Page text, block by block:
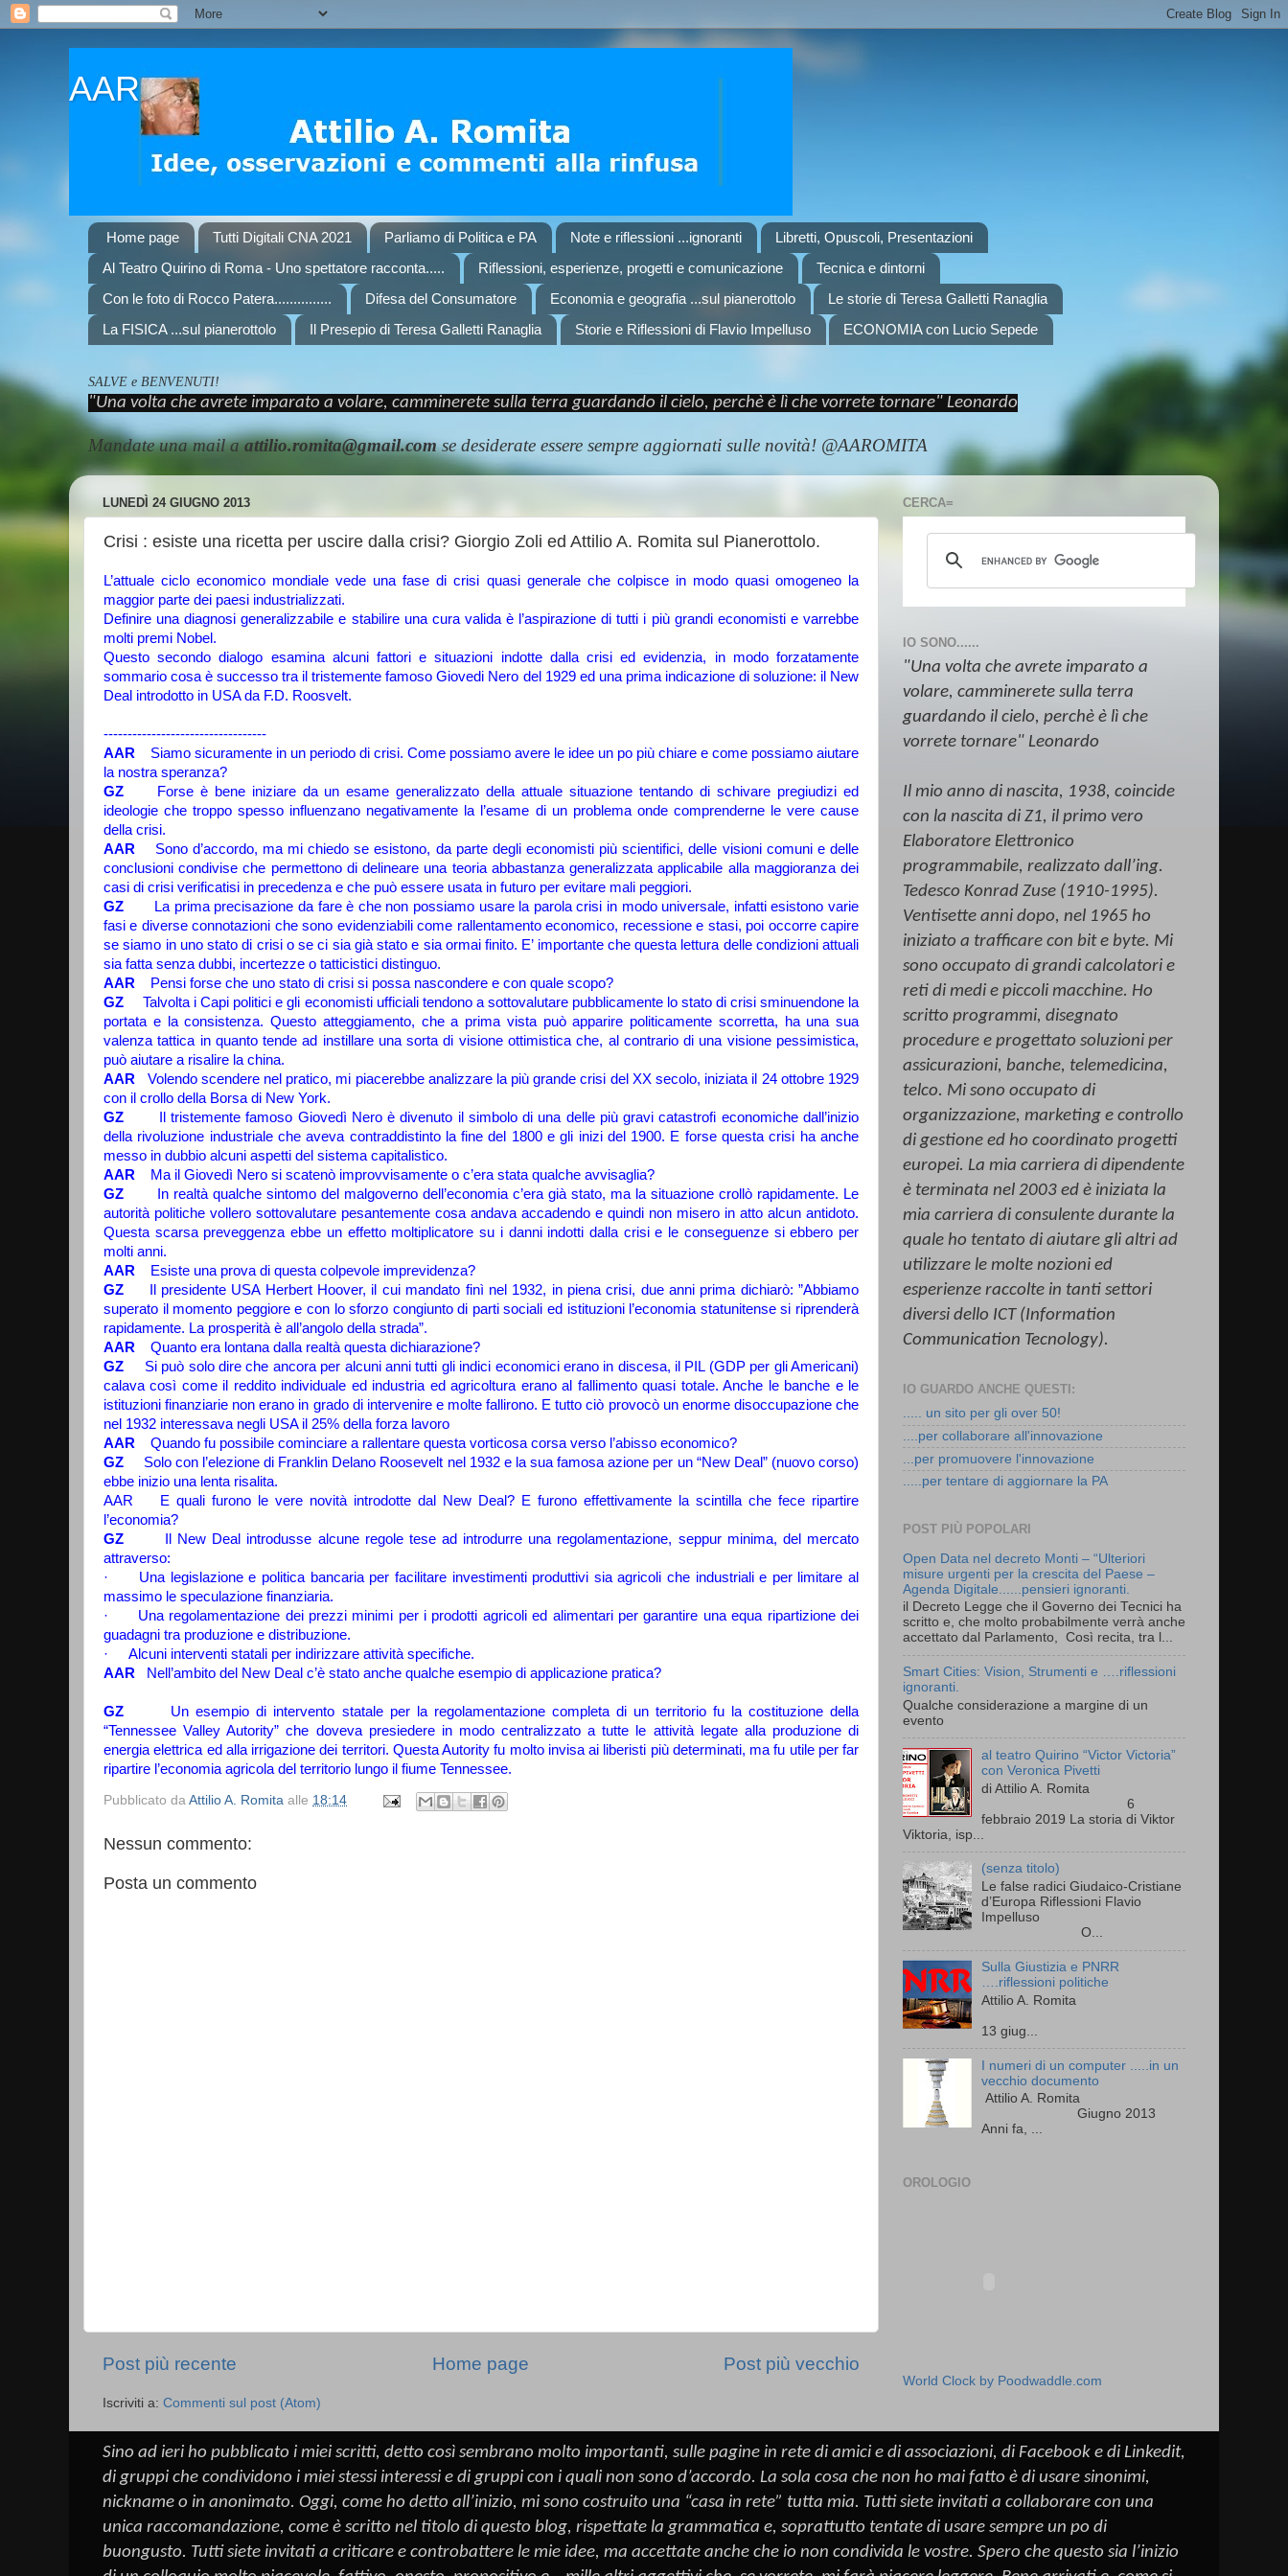
AAR
Home page Tutti Digitali CNA 2021 Parliamo di Politica e PA Note e riflessioni ...ignoranti
Libretti, Opuscoli, Presentazioni
Al Teatro Quirino di Roma - Uno spettatore racconta.....
Riflessioni, esperienze, progetti e comunicazione
Tecnica e dintorni
Con le foto di Rocco Patera...............
Difesa del Consumatore Economia e geografia ...sul pianerottolo
Le storie di Teresa Galletti Ranaglia
La FISICA ...sul pianerottolo
Il Presepio di Teresa Galletti Ranaglia Storie e Riflessioni di Flavio Impelluso ECONOMIA con Lucio Sepede
SALVE e BENVENUTI!
"Una volta che avrete imparato a volare, camminerete sulla terra guardando il cielo, perchè è lì che vorrete tornare" Leonardo
Mandate una mail aattilio.romita@gmail.comse desiderate essere sempre aggiornati sulle novità! @AAROMITA
LUNEDÌ 24 GIUGNO 2013
Crisi : esiste una ricetta per uscire dalla crisi? Giorgio Zoli ed Attilio A. Romita sul Pianerottolo.
L’attuale ciclo economico mondiale vede una fase di crisi quasi generale che colpisce in modo quasi omogeneo la
maggior parte dei paesi industrializzati.
Definire una diagnosi generalizzabile e stabilire una cura valida è l’aspirazione di tutti i più grandi economisti e varrebbe
molti premi Nobel.
Questo secondo dialogo esamina alcuni fattori e situazioni indotte dalla crisi ed evidenzia, in modo forzatamente
sommario cosa è successo tra il tristemente famoso Giovedi Nero del 1929 ed una prima indicazione di soluzione: il New
Deal introdotto in USA da F.D. Roosvelt.
----------------------------------
AAR Siamo sicuramente in un periodo di crisi. Come possiamo avere le idee un po più chiare e come possiamo aiutare
la nostra speranza?
GZ Forse è bene iniziare da un esame generalizzato della attuale situazione tentando di schivare pregiudizi ed
ideologie che troppo spesso influenzano negativamente la l’esame di un problema onde comprenderne le vere cause
della crisi.
AAR Sono d’accordo, ma mi chiedo se esistono, da parte degli economisti più scientifici, delle visioni comuni e delle
conclusioni condivise che permettono di delineare una teoria abbastanza generalizzata applicabile alla maggioranza dei
casi di crisi verificatisi in precedenza e che può essere usata in futuro per evitare mali peggiori.
GZ
La prima precisazione da fare è che non possiamo usare la parola crisi in modo universale, infatti esistono varie
fasi e diverse connotazioni che sono evidenziabili come rallentamento economico, recessione e stasi, poi occorre capire
se siamo in uno stato di crisi o se ci sia già stato e sia ormai finito. E’ importante che questa lettura delle condizioni attuali
sia fatta senza dubbi, incertezze o tatticistici distinguo.
AAR
Pensi forse che uno stato di crisi si possa nascondere e con quale scopo?
GZ Talvolta i Capi politici e gli economisti ufficiali tendono a sottovalutare pubblicamente lo stato di crisi sminuendone la
portata e la consistenza. Questo atteggiamento, che a prima vista può apparire politicamente scorretta, ha una sua
valenza tattica in quanto tende ad instillare una sorta di visione ottimistica che, al contrario di una visione pessimistica,
può aiutare a risalire la china.
AAR Volendo scendere nel pratico, mi piacerebbe analizzare la più grande crisi del XX secolo, iniziata il 24 ottobre 1929
con il crollo della Borsa di New York.
GZ
Il tristemente famoso Giovedì Nero è divenuto il simbolo di una delle più gravi catastrofi economiche dall’inizio
della rivoluzione industriale che aveva contraddistinto la fine del 1800 e gli inizi del 1900. E forse questa crisi ha anche
messo in dubbio alcuni aspetti del sistema capitalistico.
AAR
Ma il Giovedì Nero si scatenò improvvisamente o c’era stata qualche avvisaglia?
GZ
In realtà qualche sintomo del malgoverno dell’economia c’era già stato, ma la situazione crollò rapidamente. Le
autorità politiche vollero sottovalutare pesantemente cosa andava accadendo e quindi non misero in atto alcun antidoto.
Questa scarsa preveggenza ebbe un effetto moltiplicatore su i danni indotti dalla crisi e le conseguenze si ebbero per
molti anni.
AAR
Esiste una prova di questa colpevole imprevidenza?
GZ Il presidente USA Herbert Hoover, il cui mandato finì nel 1932, in piena crisi, due anni prima dichiarò: ”Abbiamo
superato il momento peggiore e con lo sforzo congiunto di parti sociali ed istituzioni l’economia statunitense si riprenderà
rapidamente. La prosperità è all’angolo della strada”.
AAR Quanto era lontana dalla realtà questa dichiarazione?
GZ Si può solo dire che ancora per alcuni anni tutti gli indici economici erano in discesa, il PIL (GDP per gli Americani)
calava così come il reddito individuale ed industria ed agricoltura erano al fallimento quasi totale. Anche le banche e le
istituzioni finanziarie non erano in grado di intervenire e molte fallirono. E tutto ciò provocò un enorme disoccupazione che
nel 1932 interessava negli USA il 25% della forza lavoro
AAR Quando fu possibile cominciare a rallentare questa vorticosa corsa verso l’abisso economico?
GZ Solo con l’elezione di Franklin Delano Roosevelt nel 1932 e la sua famosa azione per un “New Deal” (nuovo corso)
ebbe inizio una lenta risalita.
AAR E quali furono le vere novità introdotte dal New Deal? E furono effettivamente la scintilla che fece ripartire
l’economia?
GZ
Il New Deal introdusse alcune regole tese ad introdurre una regolamentazione, seppur minima, del mercato
attraverso:
·
Una legislazione e politica bancaria per facilitare investimenti produttivi sia agricoli che industriali e per limitare al
massimo le speculazione finanziaria.
·
Una regolamentazione dei prezzi minimi per i prodotti agricoli ed alimentari per garantire una equa ripartizione dei
guadagni tra produzione e distribuzione.
·
Alcuni interventi statali per indirizzare attività specifiche.
AAR Nell’ambito del New Deal c’è stato anche qualche esempio di applicazione pratica?
GZ Un esempio di intervento statale per la regolamentazione completa di un territorio fu la costituzione della
“Tennessee Valley Autority” che doveva presiedere in modo centralizzato a tutte le attività legate alla produzione di
energia elettrica ed alla irrigazione dei territori. Questa Autority fu molto invisa ai liberisti più determinati, ma fu utile per far
ripartire l’economia agricola del territorio lungo il fiume Tennessee.
Pubblicato da Attilio A. Romita alle 18:14
Nessun commento:
Posta un commento
Post più recente Post più vecchio
Home page
Iscriviti a: Commenti sul post (Atom)
CERCA=
IO SONO......
"Una volta che avrete imparato a
volare, camminerete sulla terra
guardando il cielo, perchè è lì che
vorrete tornare" Leonardo
Il mio anno di nascita, 1938, coincide
con la nascita di Z1, il primo vero
Elaboratore Elettronico
programmabile, realizzato dall’ing.
Tedesco Konrad Zuse (1910-1995).
Ventisette anni dopo, nel 1965 ho
iniziato a trafficare con bit e byte. Mi
sono occupato di grandi calcolatori e
reti di medi e piccoli macchine. Ho
scritto programmi, disegnato
procedure e progettato soluzioni per
assicurazioni, banche, telemedicina,
telco. Mi sono occupato di
organizzazione, marketing e controllo
di gestione ed ho coordinato progetti
europei. La mia carriera di dipendente
è terminata nel 2003 ed è iniziata la
mia carriera di consulente durante la
quale ho tentato di aiutare gli altri ad
utilizzare le molte nozioni ed
esperienze raccolte in tanti settori
diversi dello ICT (Information
Communication Tecnology).
IO GUARDO ANCHE QUESTI:
..... un sito per gli over 50!
....per collaborare all'innovazione
...per promuovere l'innovazione
.....per tentare di aggiornare la PA
POST PIÙ POPOLARI
Open Data nel decreto Monti – “Ulteriori
misure urgenti per la crescita del Paese –
Agenda Digitale......pensieri ignoranti.
il Decreto Legge che il Governo dei Tecnici ha
scritto e, che molto probabilmente verrà anche
accettato dal Parlamento, Così recita, tra l...
Smart Cities: Vision, Strumenti e ….riflessioni
ignoranti.
Qualche considerazione a margine di un
evento
al teatro Quirino “Victor Victoria”
con Veronica Pivetti
di Attilio A. Romita
6
febbraio 2019 La storia di Viktor
Viktoria, isp...
(senza titolo)
Le false radici Giudaico-Cristiane
d’Europa Riflessioni Flavio
Impelluso
O...
Sulla Giustizia e PNRR
….riflessioni politiche
Attilio A. Romita
13 giug...
I numeri di un computer .....in un
vecchio documento
Attilio A. Romita
Giugno 2013
Anni fa, ...
OROLOGIO
World Clock by Poodwaddle.com
Sino ad ieri ho pubblicato i miei scritti, detto così sembrano molto importanti, sulle pagine in rete di amici e di associazioni, di Facebook e di Linkedit,
di gruppi che condividono i miei stessi interessi e di gruppi con i quali non sono d’accordo. La sola cosa che non ho mai fatto è di usare sinonimi,
nickname o in anonimato. Oggi, come ho detto all’inizio, mi sono costruito una “casa in rete” tutta mia. Tutti siete invitati a collaborare con una
unica raccomandazione, come è scritto nel titolo di questo blog, rispettate la grammatica e, soprattutto tentate di usare sempre un po di
buongusto. Tutti siete invitati a criticare e controbattere le mie idee, ma accettate anche che io non condivida le vostre. Spero che questo sia l’inizio